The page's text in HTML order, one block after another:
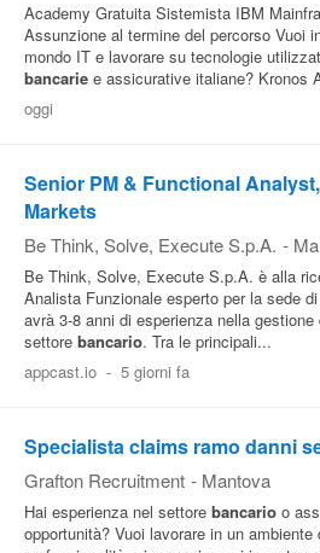
Academy Gratuita Sistemista IBM
Assunzione al termine del percorso Vuoi
mondo IT e lavorare su tecnologie
bancarie e assicurative italiane? Kronos
oggi
Senior PM & Functional
Markets
Be Think, Solve, Execute S.p.A. -
Be Think, Solve, Execute S.p.A. è alla
Analista Funzionale esperto per la sede
avrà 3-8 anni di esperienza nella
settore bancario. Tra le principali...
appcast.io - 5 giorni fa
Specialista claims ramo danni
Grafton Recruitment - Mantova
Hai esperienza nel settore bancario o
opportunità? Vuoi lavorare in un